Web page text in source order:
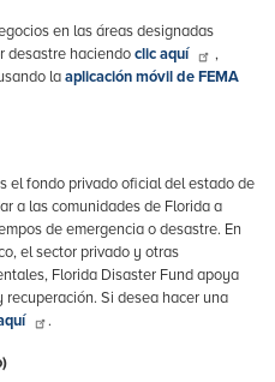
en las áreas designadas
desastre haciendoclic aquí
,
laaplicación móvil de FEMA
el fondo privado oficial del estado de
a las comunidades de Florida a
de emergencia o desastre. En
el sector privado y otras
Florida Disaster Fund apoya
Si desea hacer una
.